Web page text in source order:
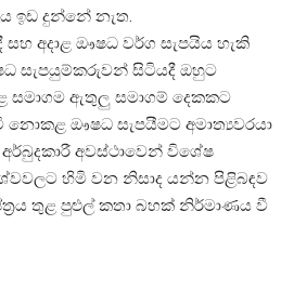
ඉඩ දුන්නේ නැත.
අදාළ ඖෂධ වර්ග සැපයිය හැකි
සැපයුම්කරුවන් සිටියදී ඔහුට
සමාගම ඇතුලු සමාගම් දෙකකට
නොකළ ඖෂධ සැපයීමට අමාත්‍යවරයා
අවස්ථාවෙන් විශේෂ
හිමි වන නිසාද යන්න පිළිබඳව
තුළ පුළුල් කතා බහක් නිර්මාණය වී